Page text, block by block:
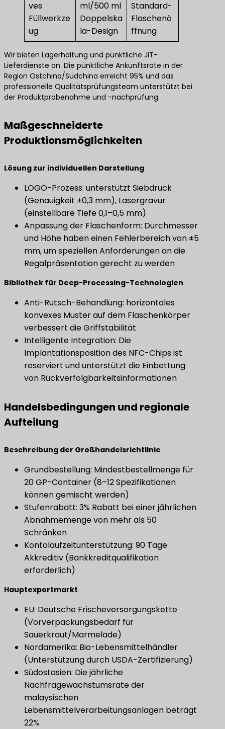
ves
Füllwerkze
ug
ml/500 ml
Doppelska
la-Design
Standard-
Flaschenö
ffnung
Wir bieten Lagerhaltung und pünktliche JIT-
Lieferdienste an. Die pünktliche Ankunftsrate in der
Region Ostchina/Südchina erreicht 95% und das
professionelle Qualitätsprüfungsteam unterstützt bei
der Produktprobenahme und -nachprüfung.
Maßgeschneiderte
Produktionsmöglichkeiten
​Lösung zur individuellen Darstellung​
LOGO-Prozess: unterstützt Siebdruck
(Genauigkeit ±0,3 mm), Lasergravur
(einstellbare Tiefe 0,1–0,5 mm)
Anpassung der Flaschenform: Durchmesser
und Höhe haben einen Fehlerbereich von ±5
mm, um speziellen Anforderungen an die
Regalpräsentation gerecht zu werden
​Bibliothek für Deep-Processing-Technologien​
Anti-Rutsch-Behandlung: horizontales
konvexes Muster auf dem Flaschenkörper
verbessert die Griffstabilität
Intelligente Integration: Die
Implantationsposition des NFC-Chips ist
reserviert und unterstützt die Einbettung
von Rückverfolgbarkeitsinformationen
Handelsbedingungen und regionale
Aufteilung
Beschreibung der Großhandelsrichtlinie
Grundbestellung: Mindestbestellmenge für
20 GP-Container (8–12 Spezifikationen
können gemischt werden)
Stufenrabatt: 3% Rabatt bei einer jährlichen
Abnahmemenge von mehr als 50
Schränken
Kontolaufzeitunterstützung: 90 Tage
Akkreditiv (Bankkreditqualifikation
erforderlich)
Hauptexportmarkt
EU: Deutsche Frischeversorgungskette
(Vorverpackungsbedarf für
Sauerkraut/Marmelade)
Nordamerika: Bio-Lebensmittelhändler
(Unterstützung durch USDA-Zertifizierung)
Südostasien: Die jährliche
Nachfragewachstumsrate der
malaysischen
Lebensmittelverarbeitungsanlagen beträgt
22%